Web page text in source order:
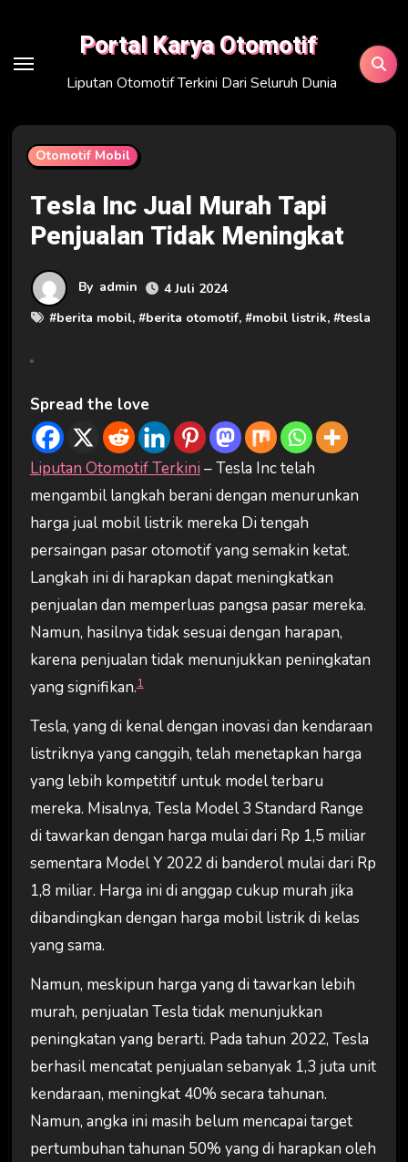
content
Portal Karya Otomotif
Liputan Otomotif Terkini Dari Seluruh Dunia
Otomotif Mobil
Tesla Inc Jual Murah Tapi
Penjualan Tidak Meningkat
By admin
4 Juli 2024
#berita mobil, #berita otomotif, #mobil listrik, #tesla
Spread the love
Liputan Otomotif Terkini– Tesla Inc telah
mengambil langkah berani dengan menurunkan
harga jual mobil listrik mereka Di tengah
persaingan pasar otomotif yang semakin ketat.
Langkah ini di harapkan dapat meningkatkan
penjualan dan memperluas pangsa pasar mereka.
Namun, hasilnya tidak sesuai dengan harapan,
karena penjualan tidak menunjukkan peningkatan
yang signifikan.1
Tesla, yang di kenal dengan inovasi dan kendaraan
listriknya yang canggih, telah menetapkan harga
yang lebih kompetitif untuk model terbaru
mereka. Misalnya, Tesla Model 3 Standard Range
di tawarkan dengan harga mulai dari Rp 1,5 miliar
sementara Model Y 2022 di banderol mulai dari Rp
1,8 miliar. Harga ini di anggap cukup murah jika
dibandingkan dengan harga mobil listrik di kelas
yang sama.
Namun, meskipun harga yang di tawarkan lebih
murah, penjualan Tesla tidak menunjukkan
peningkatan yang berarti. Pada tahun 2022, Tesla
berhasil mencatat penjualan sebanyak 1,3 juta unit
kendaraan, meningkat 40% secara tahunan.
Namun, angka ini masih belum mencapai target
pertumbuhan tahunan 50% yang di harapkan oleh